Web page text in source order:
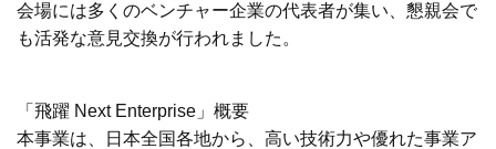
会場には多くのベンチャー企業の代表者が集い、懇親会で
も活発な意見交換が行われました。
「飛躍 Next Enterprise」概要
本事業は、日本全国各地から、高い技術力や優れた事業ア